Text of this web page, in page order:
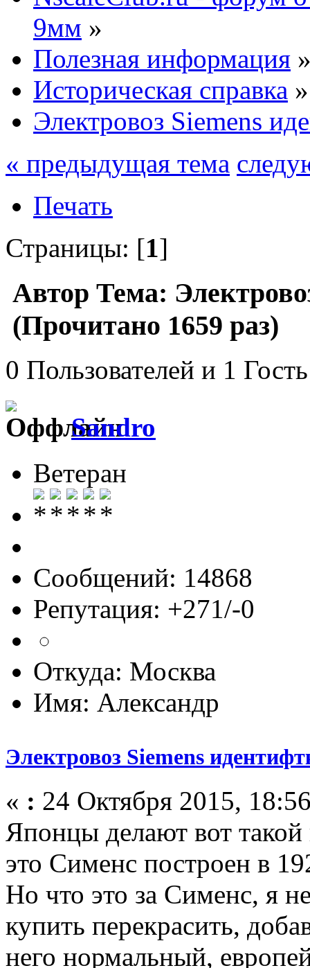
9мм »
Полезная информация
Историческая справка »
Электровоз Siemens
« предыдущая тема
Печать
Страницы: [1]
Автор Тема:
(Прочитано 1659 раз)
0 Пользователей и 1
Sandro
Ветеран
Сообщений: 14868
Репутация: +271/-0
Откуда: Москва
Имя: Александр
Электровоз Siemens
« : 24 Октября 2015,
Японцы делают вот такой
это Сименс построен в
Но что это за Сименс, я
купить перекрасить,
него нормальный,